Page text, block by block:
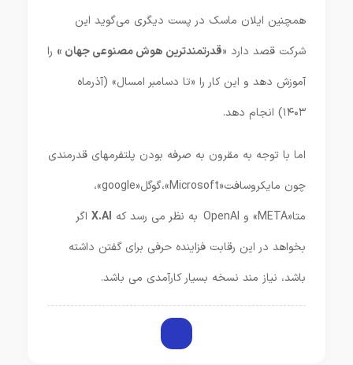
همچنین ایلان ماسک در پست دیگری می‌گوید این
شرکت قصد دارد «قدرتمندترین هوش مصنوعی جهان » را
آموزش دهد و این کار را «تا دسامبر امسال» (آذرماه
۱۴۰۳) انجام دهد.
اما با توجه به مقرون به صرفه بودن پلتفرم­های قدرمندی
چون مایکروسافت«Microsoft»،گوگل«google»،
متا«META» و OpenAI به نظر می رسد که
X.AI اگر
بخواهد در این رقابت فزاینده حرفی برای گفتن داشته
باشد، نیاز مند نسخه بسیار کارآمدی می باشد.